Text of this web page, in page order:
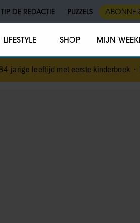
TIP DE REDACTIE PUZZELS
LIFESTYLE SHOP MIJN
eerste kinderboek •NPO-manager